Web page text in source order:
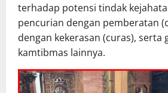
terhadap potensi tindak
pencurian dengan pemberatan
dengan kekerasan (curas), serta
kamtibmas lainnya.